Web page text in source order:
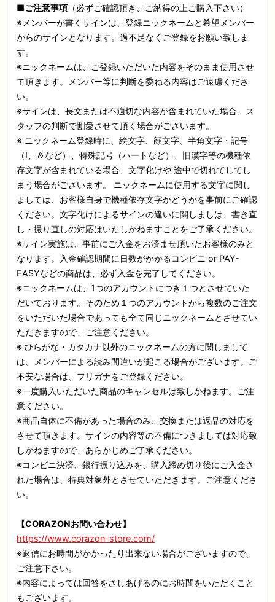
■ご注意事項 （必ずご確認頂き、ご納得の上ご購入下さい）
※メンバーが書くサインは、登録ニックネームと希望メンバー
からのサインとなります。過不足なくご登録をお願い致しま
す。
※ニックネームは、ご登録いただいた内容をそのまま使用させ
て頂きます。メンバー等に判断を委ねる内容はご遠慮くださ
い。
※サインは、長文または不適切な内容が含まれていた場合、ス
タッフの判断で割愛させて頂く場合がございます。
※ ニックネーム登録時に、絵文字、顔文字、半角文字・記号
（!、＆など）、特殊記号（ハートなど）、旧漢字等の機種依
存文字が含まれている場合、文字化けや 途中で切れてしてし
まう場合がございます。 ニックネームに使用する文字に関し
ましては、お客様自身で機種依存文字かどうかを事前にご確認
ください。文字化けによるサインの違いに関しましは、書き直
し・撮り直しの対応はいたしかねますことをご了承ください。
※サイン実施は、事前にご入金をお済ませ頂いたお客様のみと
なります。入金確認期間に日数がかかるコンビニ or PAY-
EASYなどの商品は、必ず入金を完了してください。
※ニックネームは、1つのアカウントにつき１つとさせていた
だいております。そのため１つのアカウントから複数のご注文
をいただいた場合であっても全て同じニックネームとさせてい
ただきますので、ご注意ください。
※ ひらがな・カタカナ以外のニックネームの方に関しまして
は、メンバーによる読み間違いが起こる場合がございます。ご
不安な場合は、フリガナをご登録ください。
※一度購入いただいた商品のキャンセルは致しかねます。ご注
意ください。
※商品自体に不備があった場合のみ、交換または返品の対応を
させて頂きます。サインの内容等の不備につきましては対応致
しかねますので、あらかじめご了承ください。
※コンビニ決済、銀行振り込みを、購入締め切り後にご入金さ
れた場合は、特典対象外とさせていただきます。ご注意くださ
い。
【CORAZONお問い合わせ】
https://www.corazon-store.com/
※返信にお時間がかかったり出来ない場合がございますので、
ご注意下さい。
※内容によっては回答をさしあげるのにお時間をいただくこと
もございます。